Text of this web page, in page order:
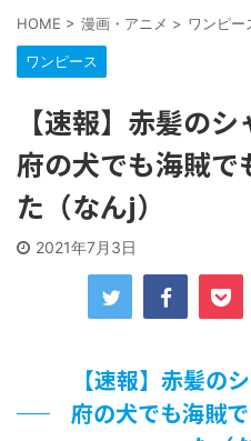
な…
…背が高い娘
【遊戯王】いつ見ても覚醒
「洋画に日本版主題歌は必
題歌歌うよ！
創作】 第２０話
【遊戯王】いつ見ても覚
【朗報】齋藤飛鳥、前屈み
てしまう…
【画像】『プリズマ☆イリ
HOME > 漫画・アニメ > ワンピー
ワンピース
【速報】赤髪の
府の犬でも海賊で
た（なんj）
2021年7月3日
【速報】赤髪の
府の犬でも海賊